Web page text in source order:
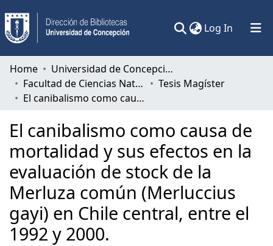
Log In (current)
Communities & Collections
All of DSpace
Home
Universidad de Concepción
Facultad de Ciencias Naturales y Oceanográficas
Tesis Magíster
El canibalismo como causa de mortalidad y sus efectos en la evaluación de stock de la Merluza común (Merluccius gayi) en Chile central, entre el 1992 y 2000.
El canibalismo como causa de
mortalidad y sus efectos en la
evaluación de stock de la
Merluza común (Merluccius
gayi) en Chile central, entre el
1992 y 2000.